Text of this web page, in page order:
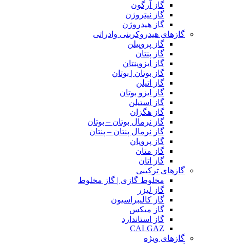
گاز آرگون
گاز نیتروژن
گاز هیدروژن
گازهای هیدروکربنی وادراتی
گاز پروپیلن
گاز پنتان
گاز ایزوپنتان
گاز بوتان | بوتان
گاز اتیلن
گاز ایزو بوتان
گاز استیلن
گاز هگزان
گاز نرمال بوتان – بوتان
گاز نرمال پنتان – پنتان
گاز پروپان
گاز متان
گاز اتان
گازهای ترکیبی
مخلوط گازی | گاز مخلوط
گاز لیزر
گاز کالیبراسیون
گاز میکس
گاز استاندارد
CALGAZ
گازهای ویژه